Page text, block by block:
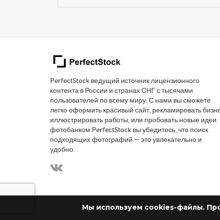
Мы используем cookies-файлы.
PerfectStock ведущий источник лицензионного
контента в России и странах СНГ с тысячами
пользователей по всему миру. С нами вы сможете
легко оформить красивый сайт, рекламировать
иллюстрировать работы, или пробовать новые идеи.
фотобанком PerfectStock вы убедитесь, что поиск
подходящих фотографий — это увлекательно и
удобно.